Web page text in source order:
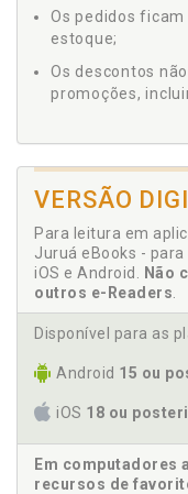
Os pedidos
estoque;
Os descontos
promoções,
VERSÃO
Para leitura em
Juruá eBooks - para
iOS e Android.
Não
outros e-Readers
Disponível para as
Android 15 ou
iOS 18 ou
Em computadores
recursos de